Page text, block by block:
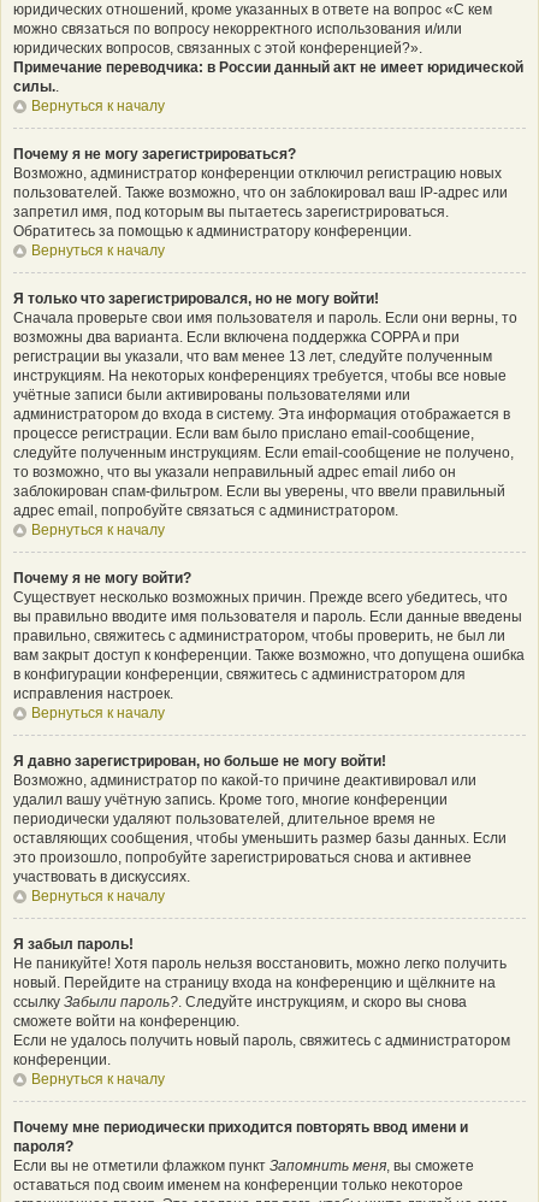
юридических отношений, кроме указанных в ответе на вопрос «С кем
можно связаться по вопросу некорректного использования и/или
юридических вопросов, связанных с этой конференцией?».
Примечание переводчика: в России данный акт не имеет юридической
силы..
Вернуться к началу
Почему я не могу зарегистрироваться?
Возможно, администратор конференции отключил регистрацию новых
пользователей. Также возможно, что он заблокировал ваш IP-адрес или
запретил имя, под которым вы пытаетесь зарегистрироваться.
Обратитесь за помощью к администратору конференции.
Вернуться к началу
Я только что зарегистрировался, но не могу войти!
Сначала проверьте свои имя пользователя и пароль. Если они верны, то
возможны два варианта. Если включена поддержка COPPA и при
регистрации вы указали, что вам менее 13 лет, следуйте полученным
инструкциям. На некоторых конференциях требуется, чтобы все новые
учётные записи были активированы пользователями или
администратором до входа в систему. Эта информация отображается в
процессе регистрации. Если вам было прислано email-сообщение,
следуйте полученным инструкциям. Если email-сообщение не получено,
то возможно, что вы указали неправильный адрес email либо он
заблокирован спам-фильтром. Если вы уверены, что ввели правильный
адрес email, попробуйте связаться с администратором.
Вернуться к началу
Почему я не могу войти?
Существует несколько возможных причин. Прежде всего убедитесь, что
вы правильно вводите имя пользователя и пароль. Если данные введены
правильно, свяжитесь с администратором, чтобы проверить, не был ли
вам закрыт доступ к конференции. Также возможно, что допущена ошибка
в конфигурации конференции, свяжитесь с администратором для
исправления настроек.
Вернуться к началу
Я давно зарегистрирован, но больше не могу войти!
Возможно, администратор по какой-то причине деактивировал или
удалил вашу учётную запись. Кроме того, многие конференции
периодически удаляют пользователей, длительное время не
оставляющих сообщения, чтобы уменьшить размер базы данных. Если
это произошло, попробуйте зарегистрироваться снова и активнее
участвовать в дискуссиях.
Вернуться к началу
Я забыл пароль!
Не паникуйте! Хотя пароль нельзя восстановить, можно легко получить
новый. Перейдите на страницу входа на конференцию и щёлкните на
ссылку Забыли пароль?. Следуйте инструкциям, и скоро вы снова
сможете войти на конференцию.
Если не удалось получить новый пароль, свяжитесь с администратором
конференции.
Вернуться к началу
Почему мне периодически приходится повторять ввод имени и
пароля?
Если вы не отметили флажком пункт Запомнить меня, вы сможете
оставаться под своим именем на конференции только некоторое